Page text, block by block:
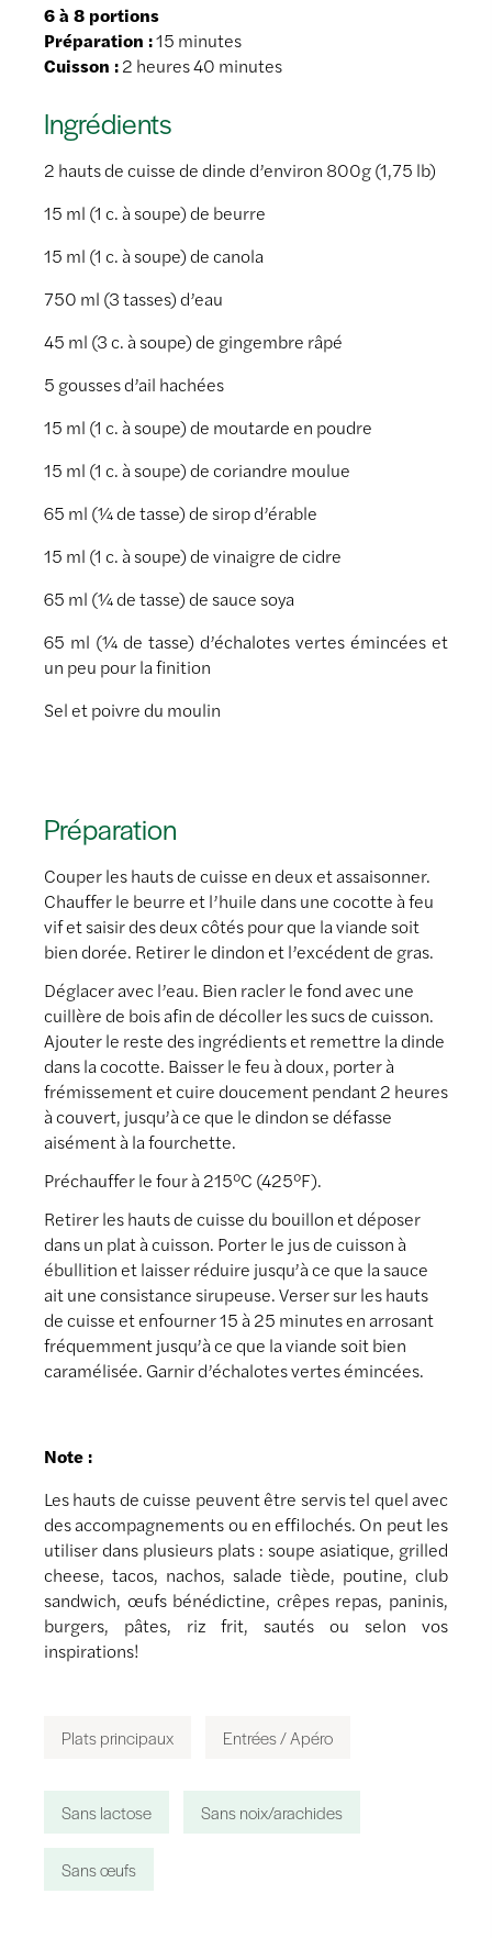
6 à 8 portions
Préparation :15 minutes
Cuisson :2 heures 40 minutes
Ingrédients
2 hauts de cuisse de dinde d’environ 800g (1,75 lb)
15 ml (1 c. à soupe) de beurre
15 ml (1 c. à soupe) de canola
750 ml (3 tasses) d’eau
45 ml (3 c. à soupe) de gingembre râpé
5 gousses d’ail hachées
15 ml (1 c. à soupe) de moutarde en poudre
15 ml (1 c. à soupe) de coriandre moulue
65 ml (¼ de tasse) de sirop d’érable
15 ml (1 c. à soupe) de vinaigre de cidre
65 ml (¼ de tasse) de sauce soya
65 ml (¼ de tasse) d’échalotes vertes émincées et
un peu pour la finition
Sel et poivre du moulin
Préparation
Couper les hauts de cuisse en deux et assaisonner.
Chauffer le beurre et l’huile dans une cocotte à feu
vif et saisir des deux côtés pour que la viande soit
bien dorée. Retirer le dindon et l’excédent de gras.
Déglacer avec l’eau. Bien racler le fond avec une
cuillère de bois afin de décoller les sucs de cuisson.
Ajouter le reste des ingrédients et remettre la dinde
dans la cocotte. Baisser le feu à doux, porter à
frémissement et cuire doucement pendant 2 heures
à couvert, jusqu’à ce que le dindon se défasse
aisément à la fourchette.
Préchauffer le four à 215°C (425°F).
Retirer les hauts de cuisse du bouillon et déposer
dans un plat à cuisson. Porter le jus de cuisson à
ébullition et laisser réduire jusqu’à ce que la sauce
ait une consistance sirupeuse. Verser sur les hauts
de cuisse et enfourner 15 à 25 minutes en arrosant
fréquemment jusqu’à ce que la viande soit bien
caramélisée. Garnir d’échalotes vertes émincées.
Note :
Les hauts de cuisse peuvent être servis tel quel avec
des accompagnements ou en effilochés. On peut les
utiliser dans plusieurs plats : soupe asiatique, grilled
cheese, tacos, nachos, salade tiède, poutine, club
sandwich, œufs bénédictine, crêpes repas, paninis,
burgers, pâtes, riz frit, sautés ou selon vos
inspirations!
Plats principaux Entrées / Apéro
Sans lactose Sans noix/arachides
Sans œufs